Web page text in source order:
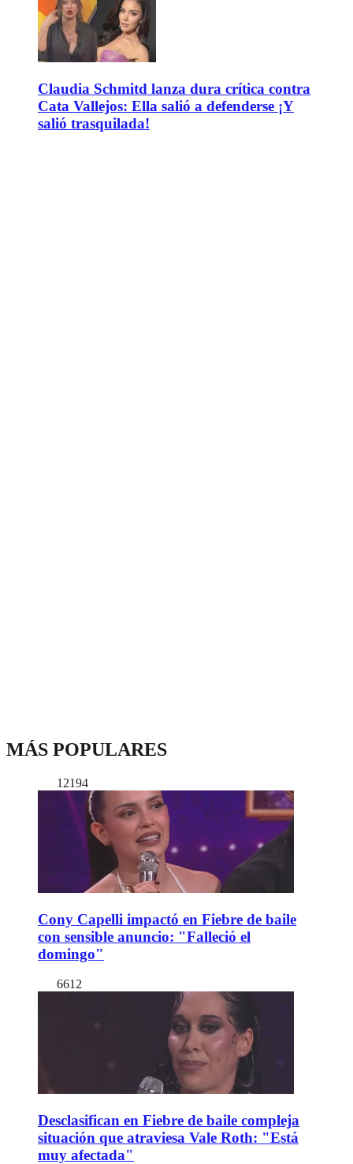
Claudia Schmitd lanza dura crítica contra
Cata Vallejos: Ella salió a defenderse ¡Y
salió trasquilada!
MÁS POPULARES
12194
Cony Capelli impactó en Fiebre de baile
con sensible anuncio: "Falleció el
domingo"
6612
Desclasifican en Fiebre de baile compleja
situación que atraviesa Vale Roth: "Está
muy afectada"